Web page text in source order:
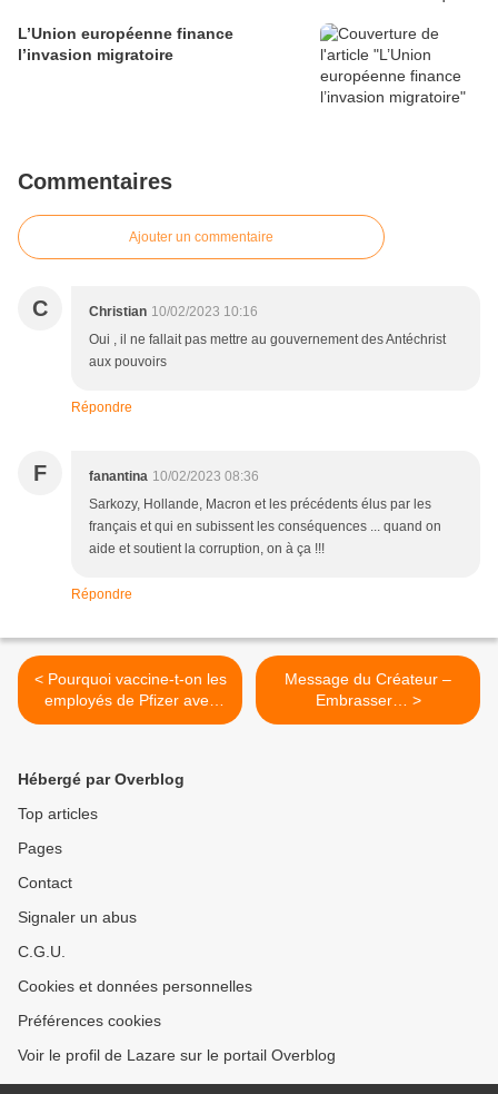
L’Union européenne finance
l’invasion migratoire
Commentaires
Ajouter un commentaire
C Christian 10/02/2023 10:16
Oui , il ne fallait pas mettre au gouvernement des Antéchrist
aux pouvoirs
Répondre
F fanantina 10/02/2023 08:36
Sarkozy, Hollande, Macron et les précédents élus par les
français et qui en subissent les conséquences ... quand on
aide et soutient la corruption, on à ça !!!
Répondre
< Pourquoi vaccine-t-on les
employés de Pfizer avec
des lots réservés ?
Message du Créateur –
Embrasser… >
Hébergé par Overblog
Top articles
Pages
Contact
Signaler un abus
C.G.U.
Cookies et données personnelles
Préférences cookies
Voir le profil de Lazare sur le portail Overblog